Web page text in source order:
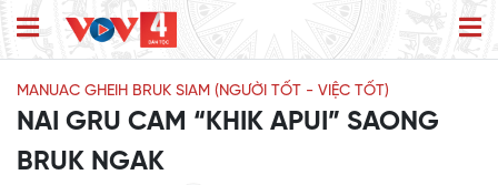
MANUAC GHEIH BRUK SIAM (NGƯỜI TỐT - VIỆC TỐT)
NAI GRU CAM “KHIK APUI” SAONG
BRUK NGAK